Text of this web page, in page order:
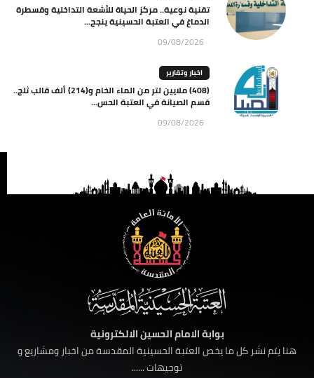
تقنية نوعية.. مركز الحياة للأشعة التداخلية وقسطرة
الدماغ في العتبة الحسينية ينجح...
09/08/2026
اخبار وتقارير
(408) ملايين لتر من الماء الخام و(214) ألف قالب ثلج..
قسم الصيانة في العتبة الحس...
09/08/2026
بوابة الامام الحسين الالكترونية
هنا يتم نشر كل ما يخص العتبة الحسينية المقدسة من اخبار ومشاريع و
توجيهات ......